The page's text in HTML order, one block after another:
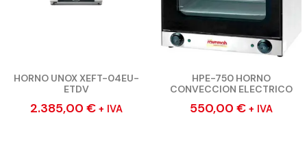
HORNO UNOX XEFT-04EU-
ETDV
2.385,00 € + IVA
HPE-750 HORNO
CONVECCION ELECTRICO
550,00 € + IVA